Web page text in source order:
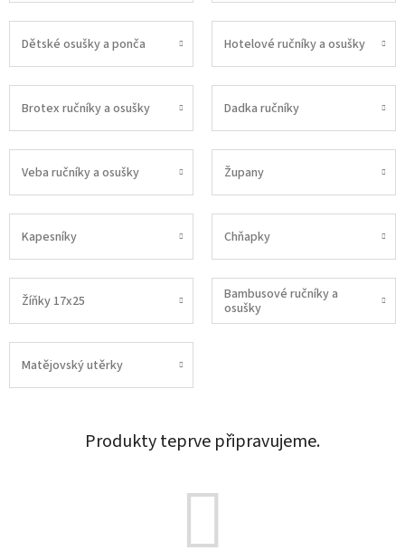
Dětské osušky a ponča Hotelové ručníky a osušky
Brotex ručníky a osušky Dadka ručníky
Veba ručníky a osušky Župany
Kapesníky Chňapky
Žíňky 17x25
Bambusové ručníky a
osušky
Matějovský utěrky
Produkty teprve připravujeme.